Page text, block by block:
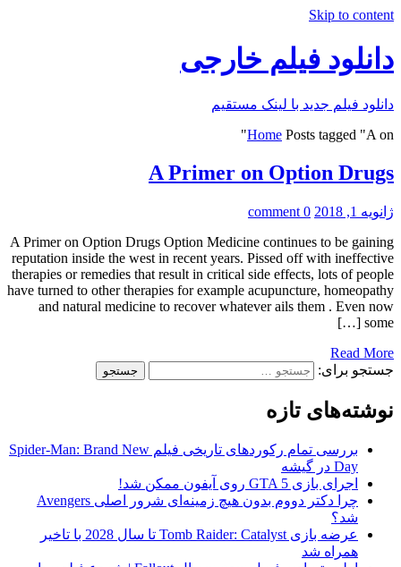
Skip to content
دانلود فیلم خارجی
دانلود فیلم جدید با لینک مستقیم
Home Posts tagged "A on"
A Primer on Option Drugs
ژانویه 1, 2018
0 comment
A Primer on Option Drugs Option Medicine continues to be gaining
reputation inside the west in recent years. Pissed off with ineffective
therapies or remedies that result in critical side effects, lots of people
have turned to other therapies for example acupuncture, homeopathy
and natural medicine to recover whatever ails them . Even now
some […]
Read More
جستجو برای:
نوشته‌های تازه
بررسی تمام رکوردهای تاریخی فیلم Spider-Man: Brand New
Day در گیشه
اجرای بازی GTA 5 روی آیفون ممکن شد!
چرا دکتر دووم بدون هیچ زمینه‌ای شرور اصلی Avengers
شد؟
عرضه بازی Tomb Raider: Catalyst تا سال 2028 با تاخیر
همراه شد